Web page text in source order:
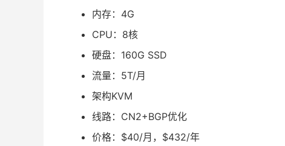
内存：4G
CPU：8核
硬盘：160G SSD
流量：5T/月
架构KVM
线路：CN2+BGP优化
价格：$40/月，$432/年